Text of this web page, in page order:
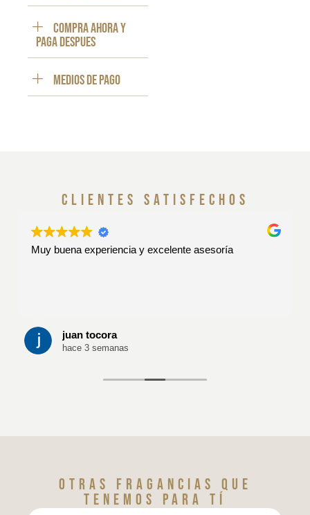
Compra ahora y
paga despues
Medios de pago
clientes satisfechos
Muy buena experiencia y excelente asesoría
juan tocora
hace 3 semanas
Otras fragancias que
tenemos para tí